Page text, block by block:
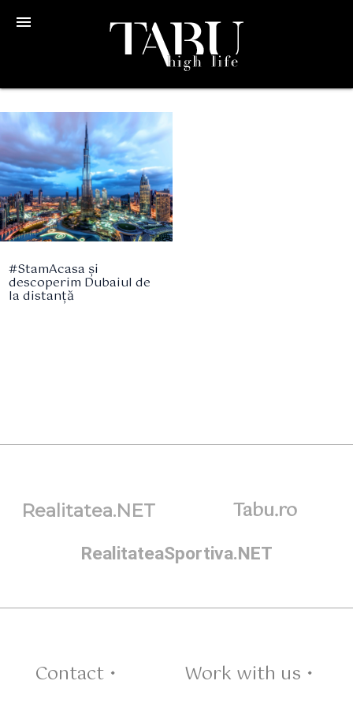
menu
#StamAcasa și
descoperim Dubaiul de
la distanță
Realitatea.NET Tabu.ro
RealitateaSportiva.NET
Contact • Work with us •